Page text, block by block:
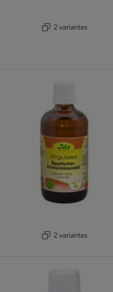
2 variantes
2 variantes